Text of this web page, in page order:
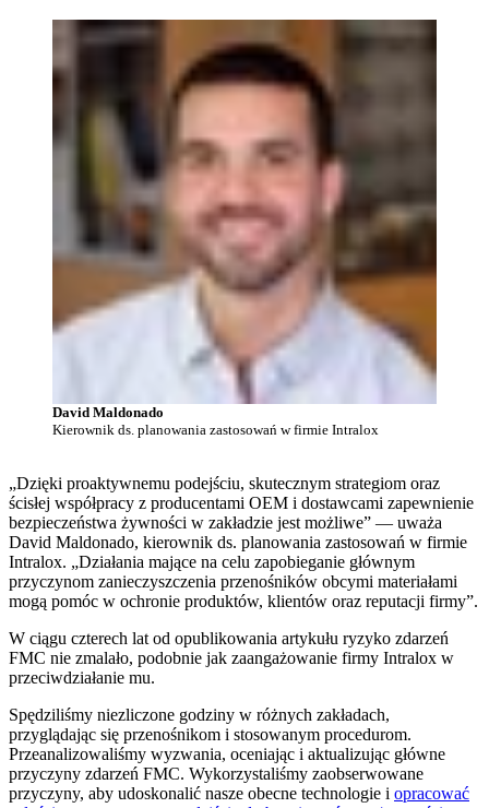
David Maldonado
Kierownik ds. planowania zastosowań w firmie Intralox
„Dzięki proaktywnemu podejściu, skutecznym strategiom oraz
ścisłej współpracy z producentami OEM i dostawcami zapewnienie
bezpieczeństwa żywności w zakładzie jest możliwe” — uważa
David Maldonado, kierownik ds. planowania zastosowań w firmie
Intralox. „Działania mające na celu zapobieganie głównym
przyczynom zanieczyszczenia przenośników obcymi materiałami
mogą pomóc w ochronie produktów, klientów oraz reputacji firmy”.
W ciągu czterech lat od opublikowania artykułu ryzyko zdarzeń
FMC nie zmalało, podobnie jak zaangażowanie firmy Intralox w
przeciwdziałanie mu.
Spędziliśmy niezliczone godziny w różnych zakładach,
przyglądając się przenośnikom i stosowanym procedurom.
Przeanalizowaliśmy wyzwania, oceniając i aktualizując główne
przyczyny zdarzeń FMC. Wykorzystaliśmy zaobserwowane
przyczyny, aby udoskonalić nasze obecne technologie i opracować